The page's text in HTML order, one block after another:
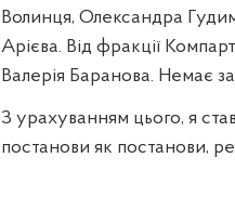
Волинця, Олександра
Арієва. Від фракції
Валерія Баранова. Немає
З урахуванням цього, я
постанови як постанови,